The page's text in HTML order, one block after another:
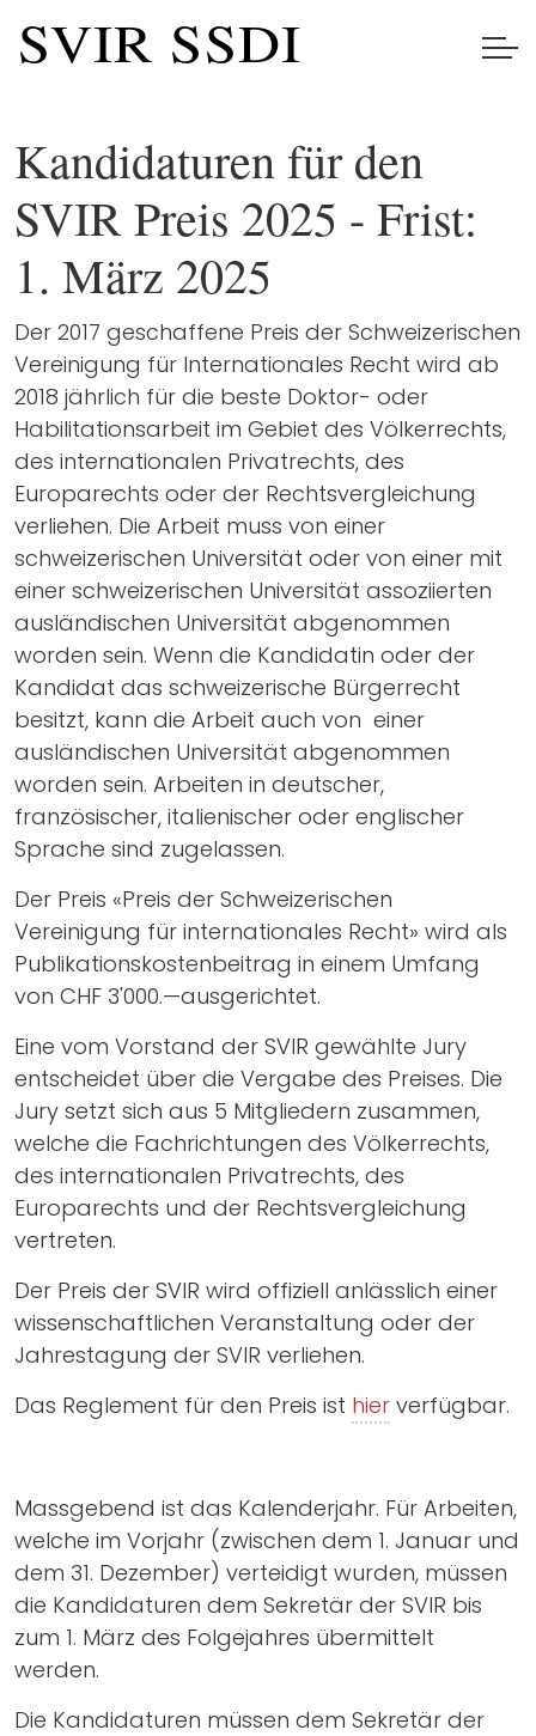
Kandidaturen für den
SVIR Preis 2025 - Frist:
1. März 2025
Der 2017 geschaffene Preis der Schweizerischen
Vereinigung für Internationales Recht wird ab
2018 jährlich für die beste Doktor- oder
Habilitationsarbeit im Gebiet des Völkerrechts,
des internationalen Privatrechts, des
Europarechts oder der Rechtsvergleichung
verliehen. Die Arbeit muss von einer
schweizerischen Universität oder von einer mit
einer schweizerischen Universität assoziierten
ausländischen Universität abgenommen
worden sein. Wenn die Kandidatin oder der
Kandidat das schweizerische Bürgerrecht
besitzt, kann die Arbeit auch von einer
ausländischen Universität abgenommen
worden sein. Arbeiten in deutscher,
französischer, italienischer oder englischer
Sprache sind zugelassen.
Der Preis «Preis der Schweizerischen
Vereinigung für internationales Recht» wird als
Publikationskostenbeitrag in einem Umfang
von CHF 3'000.—ausgerichtet.
Eine vom Vorstand der SVIR gewählte Jury
entscheidet über die Vergabe des Preises. Die
Jury setzt sich aus 5 Mitgliedern zusammen,
welche die Fachrichtungen des Völkerrechts,
des internationalen Privatrechts, des
Europarechts und der Rechtsvergleichung
vertreten.
Der Preis der SVIR wird offiziell anlässlich einer
wissenschaftlichen Veranstaltung oder der
Jahrestagung der SVIR verliehen.
Das Reglement für den Preis ist hier verfügbar.
Massgebend ist das Kalenderjahr. Für Arbeiten,
welche im Vorjahr (zwischen dem 1. Januar und
dem 31. Dezember) verteidigt wurden, müssen
die Kandidaturen dem Sekretär der SVIR bis
zum 1. März des Folgejahres übermittelt
werden.
Die Kandidaturen müssen dem Sekretär der